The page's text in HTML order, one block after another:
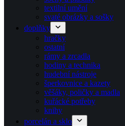
textilní umění
svaté obrázky a sošky
doplňky
hračky
ostatní
rámy a zrcadla
hodiny a technika
hudební nástroje
šperkovnice a kazety
věšáky, poličky a madla
kuřácké potřeby
knihy
porcelán a sklo